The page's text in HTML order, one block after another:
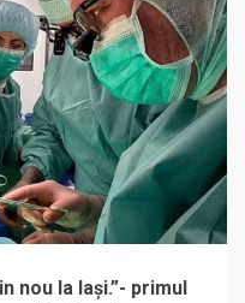
nou la Iași.”- primul